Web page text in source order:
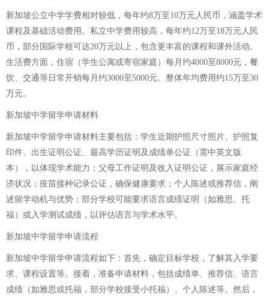
新加坡公立中学学费相对较低，每年约8万至10万元人民币，涵盖学术
课程及基础活动费用。私立中学费用较高，每年约12万至18万元人民
币，部分国际学校可达20万元以上，包含更丰富的课程和课外活动。
生活费方面，住宿（学生公寓或寄宿家庭）每月约4000至8000元，餐
饮、交通等日常开销每月约3000至5000元。整体年均费用约15万至30
万元。
新加坡中学留学申请材料
新加坡中学留学申请材料主要包括：学生近期护照尺寸照片、护照复
印件、出生证明公证、最高学历证明及成绩单公证（需中英文版
本），以体现学术能力；父母工作证明及收入证明公证，展示家庭经
济状况；疫苗接种记录公证，确保健康要求；个人陈述或推荐信，阐
述留学动机与优势；部分学校可能要求语言成绩证明（如雅思、托
福）或入学测试成绩，以评估语言与学术水平。
新加坡中学留学申请流程
新加坡中学留学申请流程如下：首先，确定目标学校，了解其入学要
求、课程设置等。接着，准备申请材料，包括成绩单、推荐信、语言
成绩（如雅思或托福，部分学校接受小托福）、个人陈述等。然后，